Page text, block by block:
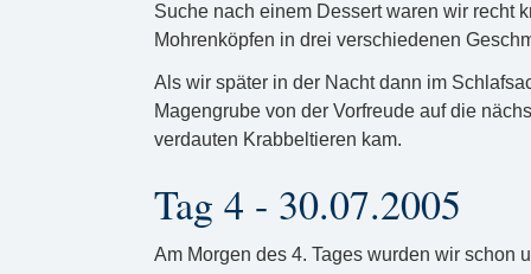
Suche nach einem Dessert waren wir recht
Mohrenköpfen in drei verschiedenen
Als wir später in der Nacht dann im
Magengrube von der Vorfreude auf die
verdauten Krabbeltieren kam.
Tag 4 - 30.07.2005
Am Morgen des 4. Tages wurden wir schon